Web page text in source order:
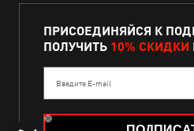
ПРИСОЕДИНЯЙСЯ К
ПОЛУЧИТЬ 10% СКИДКИ
Введите E-mail